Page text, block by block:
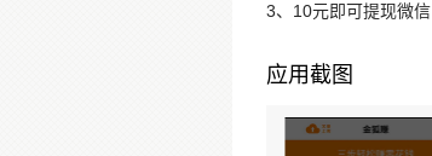
3、10元即可提现微信
应用截图